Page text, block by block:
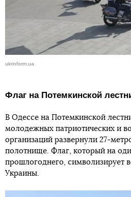
ukrinform.ua
Флаг на Потемкинской
В Одессе на Потемкинской
молодежных патриотических и
организаций развернули 27-
полотнище. Флаг, который на
прошлогоднего, символизирует
Украины.